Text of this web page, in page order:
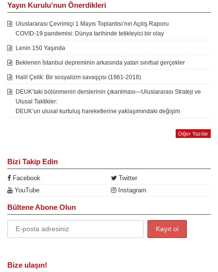
Yayın Kurulu’nun Önerdikleri
Uluslararası Çevrimiçi 1 Mayıs Toplantısı’nın Açılış Raporu
COVID-19 pandemisi: Dünya tarihinde tetikleyici bir olay
Lenin 150 Yaşında
Beklenen İstanbul depreminin arkasında yatan sınıfsal gerçekler
Halil Çelik: Bir sosyalizm savaşçısı (1961-2018)
DEUK’taki bölünmenin derslerinin çıkarılması—Uluslararası Strateji ve
Ulusal Taktikler:
DEUK’un ulusal kurtuluş hareketlerine yaklaşımındaki değişim
Diğer Yazılar
Bizi Takip Edin
Facebook
Twitter
YouTube
Instagram
Bültene Abone Olun
Bize ulaşın!